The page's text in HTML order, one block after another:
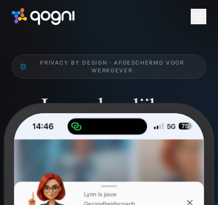
PRIVACY BY DESIGN · AFGESCHERMD VOOR
WERKGEVER
Jouw dagelijkse
Health Check.
Werk gericht aan je qognitieve en fysieke welzijn.
Breinperformance, mindfulness en challenges. Privé
voor jou, niet inzichtelijk voor werkgever.
Gratis voor ieder individu. Via werkgever altijd via arbodienst